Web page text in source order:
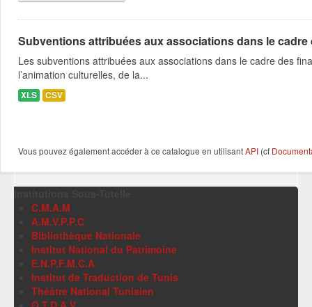
Subventions attribuées aux associations dans le
Les subventions attribuées aux associations dans le cadre des
l’animation culturelles, de la...
XLS CSV
Vous pouvez également accéder à ce catalogue en utilisantAPI (cf
C.M.A.M
A.M.V.P.P.C
Bibliothèque Nationale
Institut National du Patrimoine
E.N.P.F.M.C.A
Institut de Traduction de Tunis
Théâtre National Tunisien